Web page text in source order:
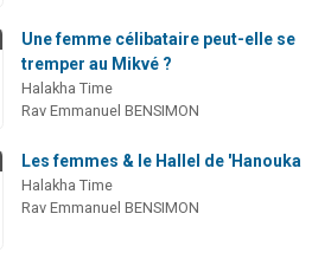
Une femme célibataire peut-elle se
tremper au Mikvé ?
Halakha Time
Rav Emmanuel BENSIMON
Les femmes & le Hallel de 'Hanouka
Halakha Time
Rav Emmanuel BENSIMON